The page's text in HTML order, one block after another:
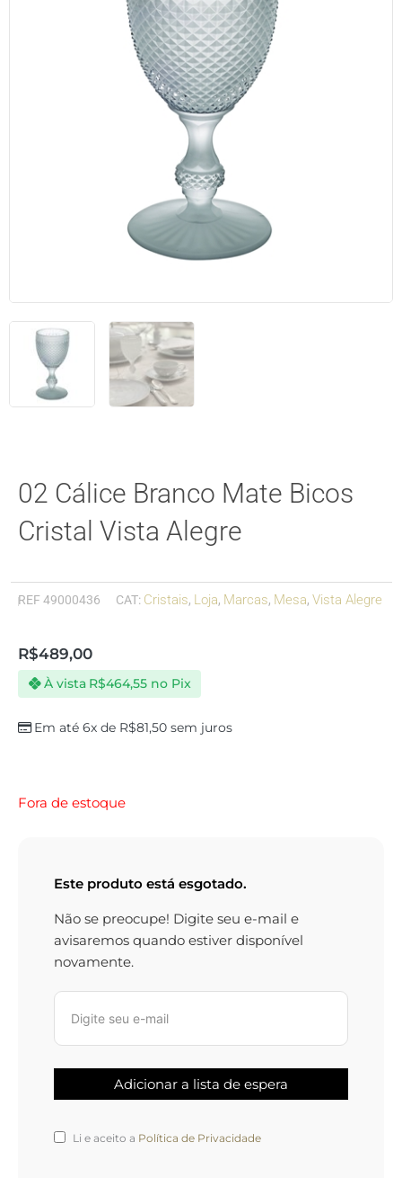
02 Cálice Branco Mate Bicos
Cristal Vista Alegre
REF49000436 CAT: Cristais, Loja, Marcas, Mesa, Vista Alegre
R$489,00
Em até 6x de R$81,50 sem juros
À vista R$464,55 no Pix
Fora de estoque
Este produto está esgotado.
Não se preocupe! Digite seu e-mail e
avisaremos quando estiver disponível
novamente.
Li e aceito a Política de Privacidade